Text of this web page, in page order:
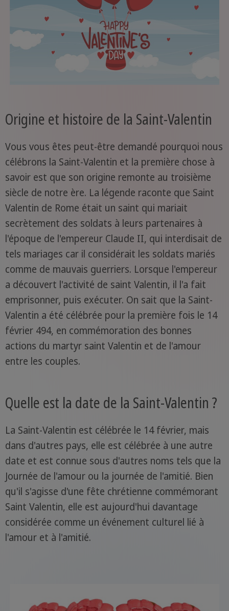
Origine et histoire de la Saint-Valentin
Vous vous êtes peut-être demandé pourquoi nous
célébrons la Saint-Valentin et la première chose à
savoir est que son origine remonte au troisième
siècle de notre ère. La légende raconte que Saint
Valentin de Rome était un saint qui mariait
secrètement des soldats à leurs partenaires à
l'époque de l'empereur Claude II, qui interdisait de
tels mariages car il considérait les soldats mariés
comme de mauvais guerriers. Lorsque l'empereur
a découvert l'activité de saint Valentin, il l'a fait
emprisonner, puis exécuter. On sait que la Saint-
Valentin a été célébrée pour la première fois le 14
février 494, en commémoration des bonnes
actions du martyr saint Valentin et de l'amour
entre les couples.
Quelle est la date de la Saint-Valentin ?
La Saint-Valentin est célébrée le 14 février, mais
dans d'autres pays, elle est célébrée à une autre
date et est connue sous d'autres noms tels que la
Journée de l'amour ou la journée de l'amitié. Bien
qu'il s'agisse d'une fête chrétienne commémorant
Saint Valentin, elle est aujourd'hui davantage
considérée comme un événement culturel lié à
l'amour et à l'amitié.